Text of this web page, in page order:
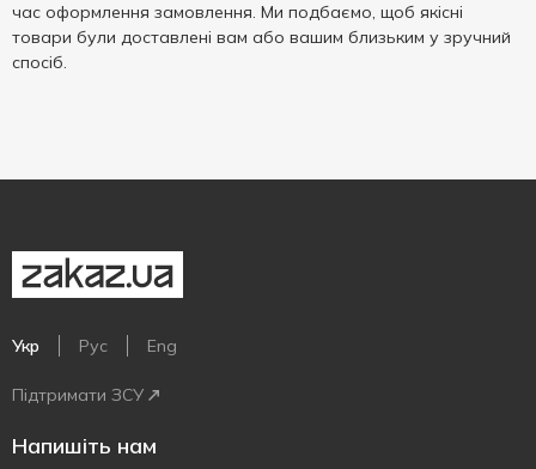
час оформлення замовлення. Ми подбаємо, щоб якісні
товари були доставлені вам або вашим близьким у зручний
спосіб.
Укр Рус Eng
Підтримати ЗСУ
Напишіть нам